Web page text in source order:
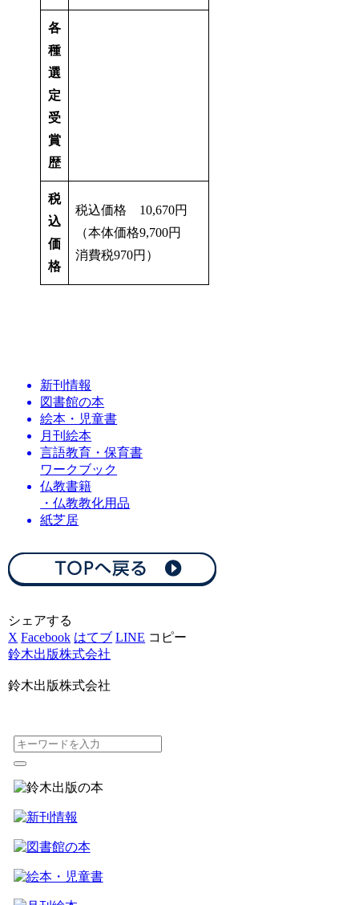
各
種
選
定
受
賞
歴
税
込
価
格
税込価格 10,670円
（本体価格9,700円
消費税970円）
新刊情報
図書館の本
絵本・児童書
月刊絵本
言語教育・保育書
ワークブック
仏教書籍
・仏教教化用品
紙芝居
シェアする
X Facebook はてブ LINE コピー
鈴木出版株式会社
鈴木出版株式会社